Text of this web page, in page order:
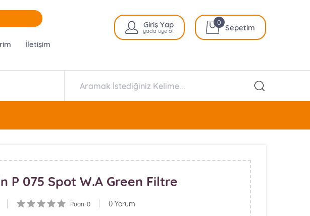
İletişim
Giriş Yap
yada üye ol Sepetim
0
P 075 Spot W.A Green Filtre
Puan: 0 0 Yorum